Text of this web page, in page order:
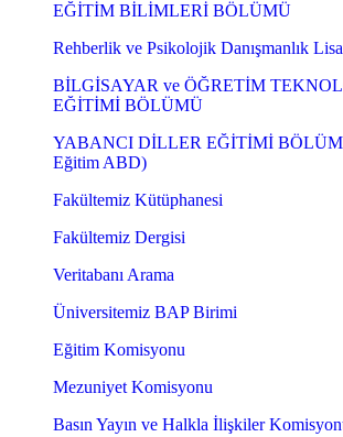
EĞİTİM BİLİMLERİ BÖLÜMÜ
Rehberlik ve Psikolojik Danışmanlık
BİLGİSAYAR ve ÖĞRETİM
EĞİTİMİ BÖLÜMÜ
YABANCI DİLLER EĞİTİMİ
Eğitim ABD)
Fakültemiz Kütüphanesi
Fakültemiz Dergisi
Veritabanı Arama
Üniversitemiz BAP Birimi
Eğitim Komisyonu
Mezuniyet Komisyonu
Basın Yayın ve Halkla İlişkiler